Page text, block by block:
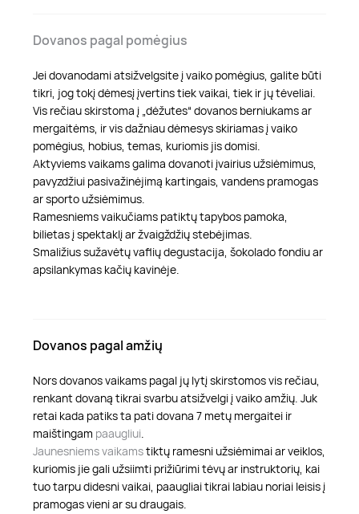
Dovanos pagal pomėgius
Jei dovanodami atsižvelgsite į vaiko pomėgius, galite būti
tikri, jog tokį dėmesį įvertins tiek vaikai, tiek ir jų tėveliai.
Vis rečiau skirstoma į „dėžutes“ dovanos berniukams ar
mergaitėms, ir vis dažniau dėmesys skiriamas į vaiko
pomėgius, hobius, temas, kuriomis jis domisi.
Aktyviems vaikams galima dovanoti įvairius užsiėmimus,
pavyzdžiui pasivažinėjimą kartingais, vandens pramogas
ar sporto užsiėmimus.
Ramesniems vaikučiams patiktų tapybos pamoka,
bilietas į spektaklį ar žvaigždžių stebėjimas.
Smaližius sužavėtų vaflių degustacija, šokolado fondiu ar
apsilankymas kačių kavinėje.
Dovanos pagal amžių
Nors dovanos vaikams pagal jų lytį skirstomos vis rečiau,
renkant dovaną tikrai svarbu atsižvelgi į vaiko amžių. Juk
retai kada patiks ta pati dovana 7 metų mergaitei ir
maištingam paaugliui
Jaunesniems vaikamstiktų ramesni užsiėmimai ar veiklos,
kuriomis jie gali užsiimti prižiūrimi tėvų ar instruktorių, kai
tuo tarpu didesni vaikai, paaugliai tikrai labiau noriai leisis į
pramogas vieni ar su draugais.